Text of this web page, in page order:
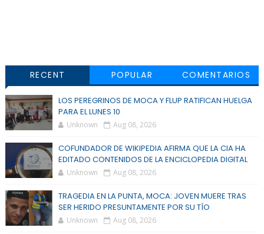
RECENT POPULAR COMENTARIOS
LOS PEREGRINOS DE MOCA Y FLUP RATIFICAN HUELGA
PARA EL LUNES 10
Unknown Aug 08, 2026
COFUNDADOR DE WIKIPEDIA AFIRMA QUE LA CIA HA
EDITADO CONTENIDOS DE LA ENCICLOPEDIA DIGITAL
Unknown Aug 08, 2026
TRAGEDIA EN LA PUNTA, MOCA: JOVEN MUERE TRAS
SER HERIDO PRESUNTAMENTE POR SU TÍO
Unknown Aug 08, 2026